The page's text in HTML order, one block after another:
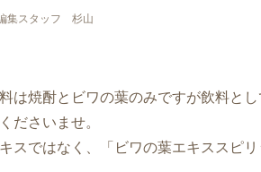
集スタッフ 杉山
は焼酎とビワの葉のみですが飲料とし
ださいませ。
スではなく、「ビワの葉エキススピリ